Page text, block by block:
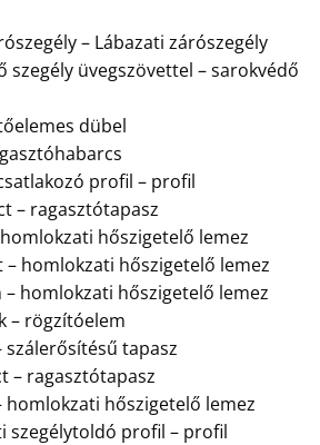
– Lábazati zárószegély
szegély üvegszövettel – sarokvédő
dübel
profil – profil
– ragasztótapasz
hőszigetelő lemez
– homlokzati hőszigetelő lemez
homlokzati hőszigetelő lemez
– rögzítóelem
szálerősítésű tapasz
– ragasztótapasz
homlokzati hőszigetelő lemez
szegélytoldó profil – profil